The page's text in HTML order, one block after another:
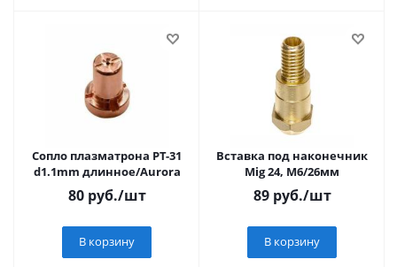
Сопло плазматрона РТ-31
d1.1mm длинное/Aurora
80руб./шт
В корзину
Вставка под наконечник
Mig 24, М6/26мм
89руб./шт
В корзину